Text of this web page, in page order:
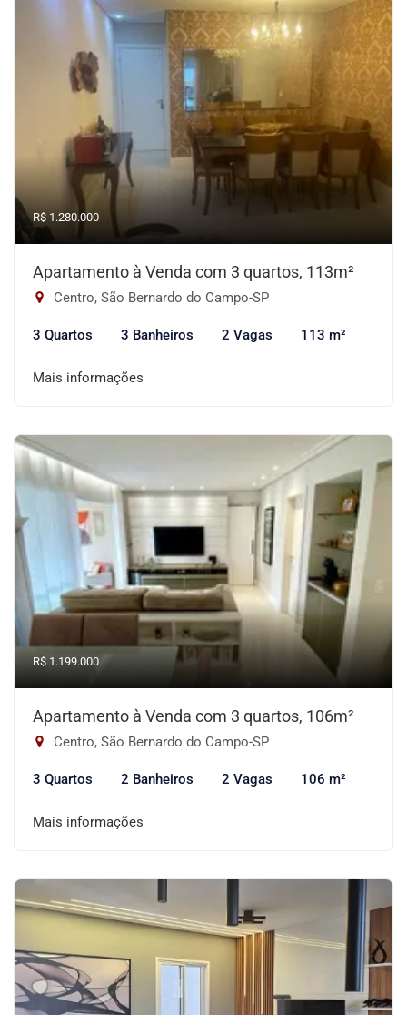
R$ 1.280.000
Apartamento à Venda com 3 quartos, 113m²
Centro, São Bernardo do Campo-SP
3 Quartos 3 Banheiros 2 Vagas 113 m²
Mais informações
R$ 1.199.000
Apartamento à Venda com 3 quartos, 106m²
Centro, São Bernardo do Campo-SP
3 Quartos 2 Banheiros 2 Vagas 106 m²
Mais informações